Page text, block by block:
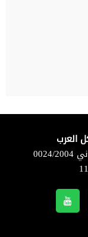
العرب
ملف الصحافة 02/2018 – الإيداع القانوني 0024/2004